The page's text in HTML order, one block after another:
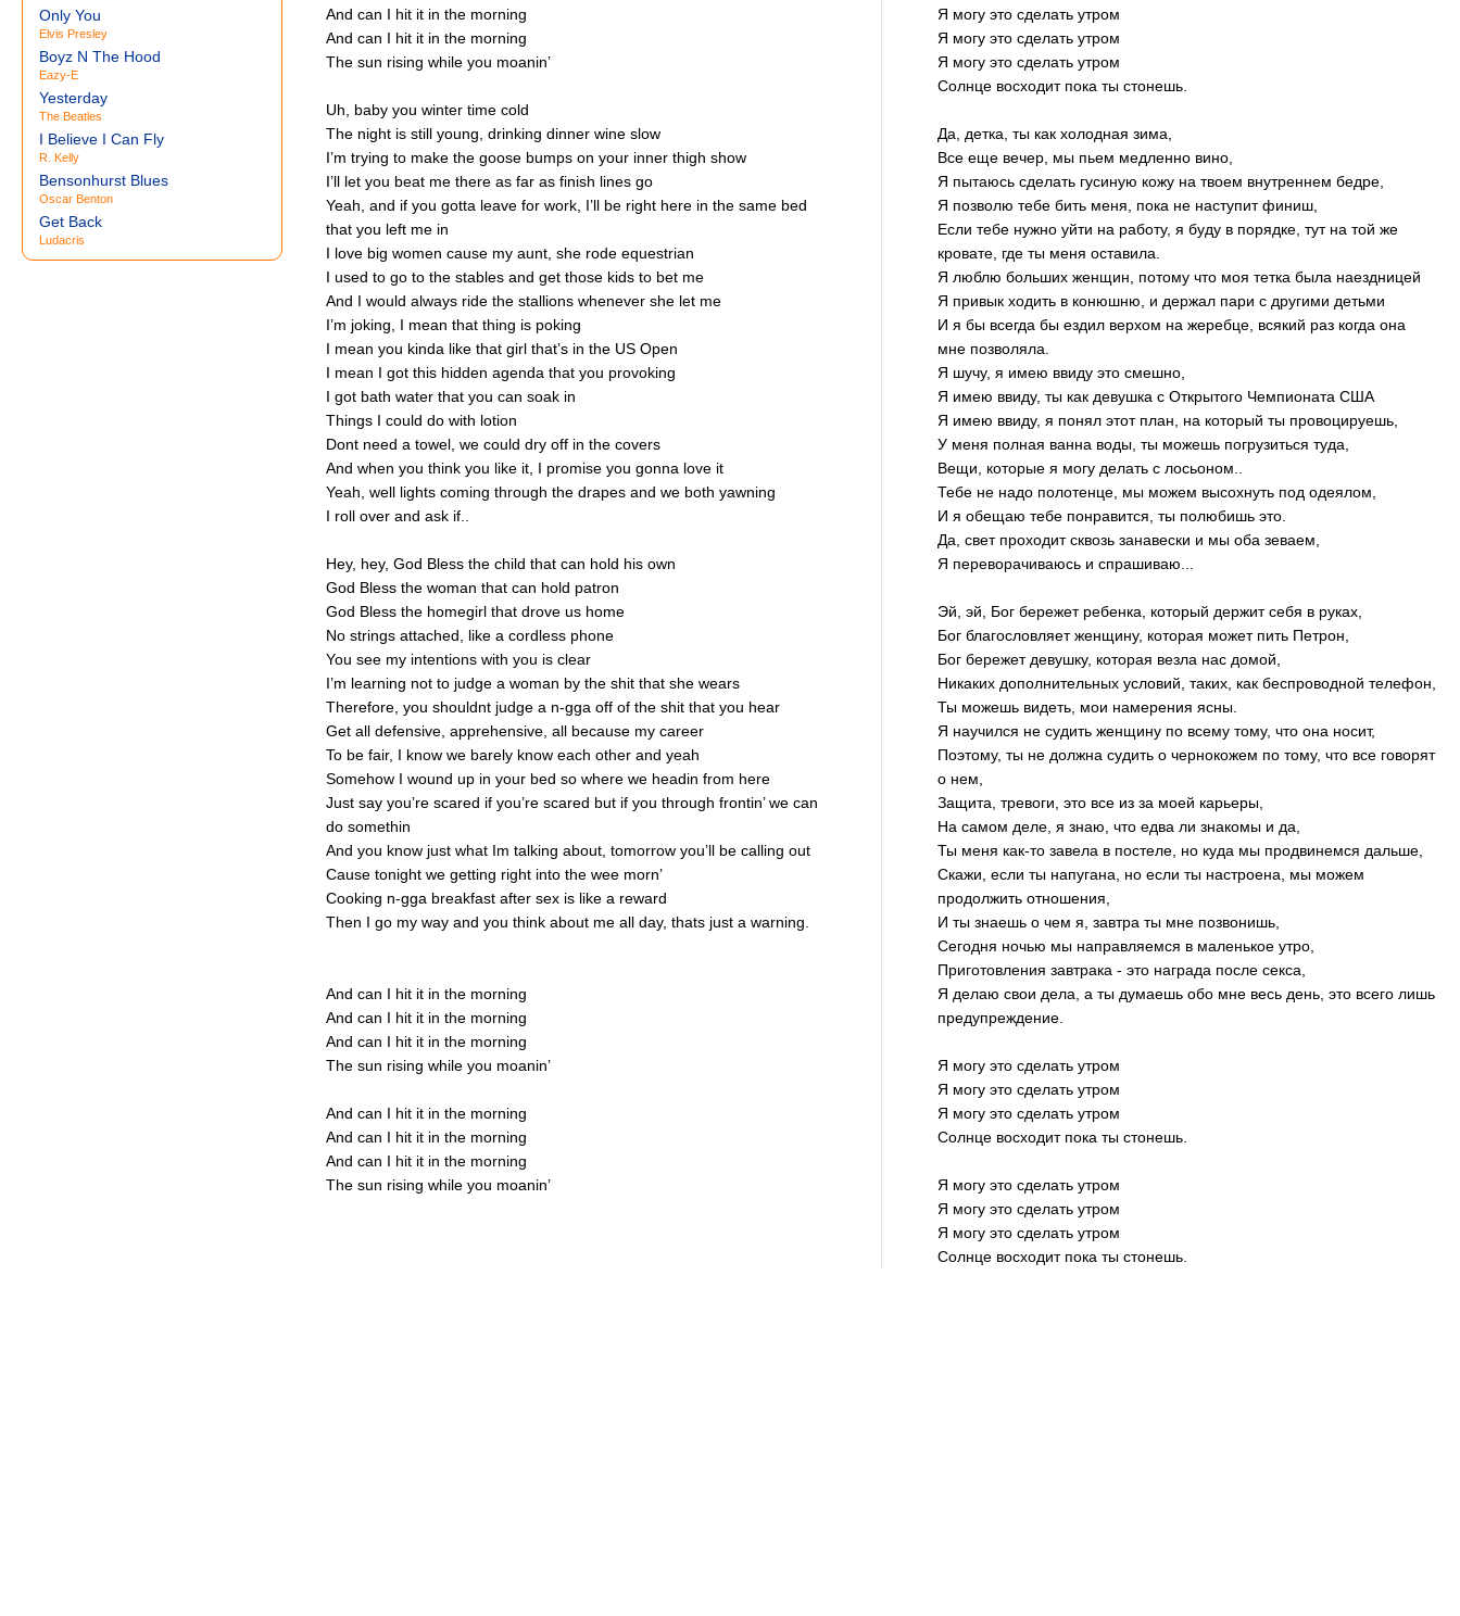
And can I hit it in the morning
And can I hit it in the morning
The sun rising while you moanin’
Uh, baby you winter time cold
The night is still young, drinking dinner wine slow
I’m trying to make the goose bumps on your inner thigh show
I’ll let you beat me there as far as finish lines go
Yeah, and if you gotta leave for work, I’ll be right here in the same bed
that you left me in
I love big women cause my aunt, she rode equestrian
I used to go to the stables and get those kids to bet me
And I would always ride the stallions whenever she let me
I’m joking, I mean that thing is poking
I mean you kinda like that girl that’s in the US Open
I mean I got this hidden agenda that you provoking
I got bath water that you can soak in
Things I could do with lotion
Dont need a towel, we could dry off in the covers
And when you think you like it, I promise you gonna love it
Yeah, well lights coming through the drapes and we both yawning
I roll over and ask if..
Hey, hey, God Bless the child that can hold his own
God Bless the woman that can hold patron
God Bless the homegirl that drove us home
No strings attached, like a cordless phone
You see my intentions with you is clear
I’m learning not to judge a woman by the shit that she wears
Therefore, you shouldnt judge a n-gga off of the shit that you hear
Get all defensive, apprehensive, all because my career
To be fair, I know we barely know each other and yeah
Somehow I wound up in your bed so where we headin from here
Just say you’re scared if you’re scared but if you through frontin’ we can
do somethin
And you know just what Im talking about, tomorrow you’ll be calling out
Cause tonight we getting right into the wee morn’
Cooking n-gga breakfast after sex is like a reward
Then I go my way and you think about me all day, thats just a warning.
And can I hit it in the morning
And can I hit it in the morning
And can I hit it in the morning
The sun rising while you moanin’
And can I hit it in the morning
And can I hit it in the morning
And can I hit it in the morning
The sun rising while you moanin’
Я могу это сделать утром
Я могу это сделать утром
Я могу это сделать утром
Солнце восходит пока ты стонешь.
Да, детка, ты как холодная зима,
Все еще вечер, мы пьем медленно вино,
Я пытаюсь сделать гусиную кожу на твоем внутреннем бедре,
Я позволю тебе бить меня, пока не наступит финиш,
Если тебе нужно уйти на работу, я буду в порядке, тут на той же
кровате, где ты меня оставила.
Я люблю больших женщин, потому что моя тетка была наездницей
Я привык ходить в конюшню, и держал пари с другими детьми
И я бы всегда бы ездил верхом на жеребце, всякий раз когда она
мне позволяла.
Я шучу, я имею ввиду это смешно,
Я имею ввиду, ты как девушка с Открытого Чемпионата США
Я имею ввиду, я понял этот план, на который ты провоцируешь,
У меня полная ванна воды, ты можешь погрузиться туда,
Вещи, которые я могу делать с лосьоном..
Тебе не надо полотенце, мы можем высохнуть под одеялом,
И я обещаю тебе понравится, ты полюбишь это.
Да, свет проходит сквозь занавески и мы оба зеваем,
Я переворачиваюсь и спрашиваю...
Эй, эй, Бог бережет ребенка, который держит себя в руках,
Бог благословляет женщину, которая может пить Петрон,
Бог бережет девушку, которая везла нас домой,
Никаких дополнительных условий, таких, как беспроводной телефон,
Ты можешь видеть, мои намерения ясны.
Я научился не судить женщину по всему тому, что она носит,
Поэтому, ты не должна судить о чернокожем по тому, что все говорят
о нем,
Защита, тревоги, это все из за моей карьеры,
На самом деле, я знаю, что едва ли знакомы и да,
Ты меня как-то завела в постеле, но куда мы продвинемся дальше,
Скажи, если ты напугана, но если ты настроена, мы можем
продолжить отношения,
И ты знаешь о чем я, завтра ты мне позвонишь,
Сегодня ночью мы направляемся в маленькое утро,
Приготовления завтрака - это награда после секса,
Я делаю свои дела, а ты думаешь обо мне весь день, это всего лишь
предупреждение.
Я могу это сделать утром
Я могу это сделать утром
Я могу это сделать утром
Солнце восходит пока ты стонешь.
Я могу это сделать утром
Я могу это сделать утром
Я могу это сделать утром
Солнце восходит пока ты стонешь.
Only You
Elvis Presley
Boyz N The Hood
Eazy-E
Yesterday
The Beatles
I Believe I Can Fly
R. Kelly
Bensonhurst Blues
Oscar Benton
Get Back
Ludacris